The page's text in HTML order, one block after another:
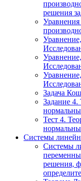
решения
Уравнения
Задача
Задание 4.
Тест 4.
Системы
Системы
решения,